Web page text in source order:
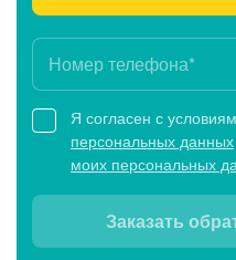
Я согласен с
персональных данных
моих персональных
Заказать